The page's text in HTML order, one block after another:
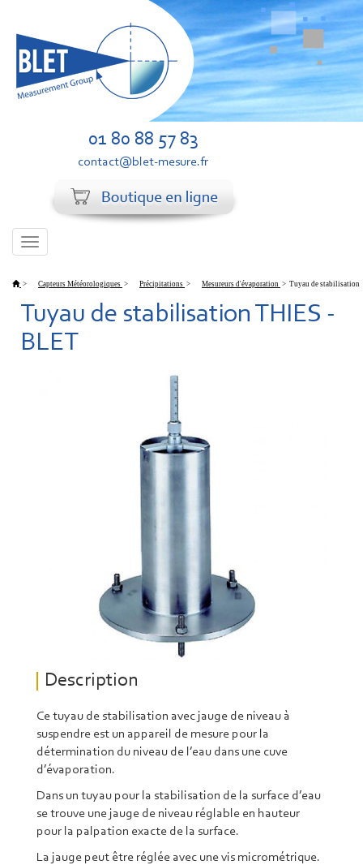
01 80 88 57 83
contact@blet-mesure.fr
Toggle
> Capteurs Météorologiques > Précipitations > Mesureurs d'évaporation > Tuyau de stabilisation
Tuyau de stabilisation THIES -
BLET
Description
Ce tuyau de stabilisation avec jauge de niveau à
suspendre est un appareil de mesure pour la
détermination du niveau de l’eau dans une cuve
d’évaporation.
Dans un tuyau pour la stabilisation de la surface d’eau
se trouve une jauge de niveau réglable en hauteur
pour la palpation exacte de la surface.
La jauge peut être réglée avec une vis micrométrique.